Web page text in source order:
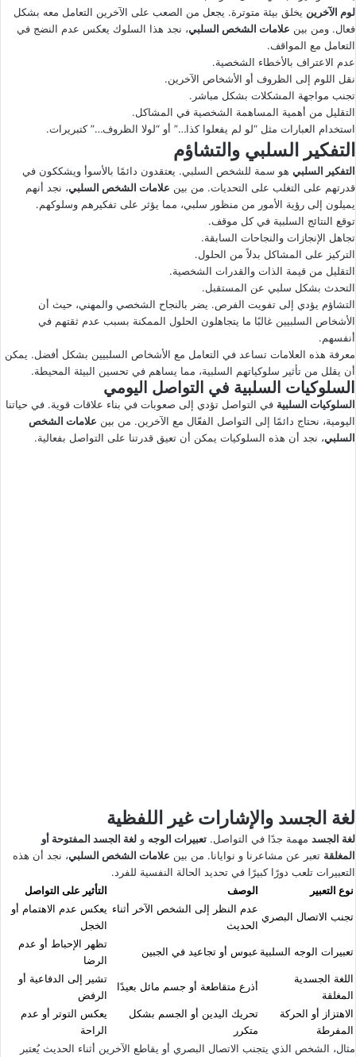
لوم الآخرين يخلق بيئة متوترة. يجعل من الصعب على الآخرين التعامل معه بشكل
فعال. ومن بين علامات الشخص السلبي، نجد هذا السلوك يعكس عدم النضج في
التعامل مع المواقف.
عدم الاعتراف بالأخطاء الشخصية.
نقل اللوم إلى الظروف أو الأشخاص الآخرين.
تجنب مواجهة المشكلات بشكل مباشر.
التقليل من أهمية المساهمة الشخصية في المشاكل.
استخدام العبارات مثل “لو لم يفعلوا كذا…” أو “لولا الظروف…” كتبريرات.
التفكير السلبي والتشاؤم
التفكير السلبي هو سمة للشخص السلبي. يعتقدون دائمًا بالأسوأ ويشككون في
قدرتهم على التغلب على التحديات. من بين علامات الشخص السلبي، نجد أنهم
يميلون إلى رؤية الأمور من منظور سلبي، مما يؤثر على تفكيرهم وسلوكهم.
توقع النتائج السلبية في كل موقف.
تجاهل الإنجازات والنجاحات السابقة.
التركيز على المشاكل بدلاً من الحلول.
التقليل من قيمة الذات والقدرات الشخصية.
التحدث بشكل سلبي عن المستقبل.
التشاؤم يؤدي إلى تفويت الفرص. يضر بالنجاح الشخصي والمهني، حيث أن
الأشخاص السلبيين غالبًا ما يتجاهلون الحلول الممكنة بسبب عدم ثقتهم في
أنفسهم.
معرفة هذه العلامات تساعد في التعامل مع الأشخاص السلبيين بشكل أفضل. يمكن
أن يقلل من تأثير سلوكياتهم السلبية، مما يساهم في تحسين البيئة المحيطة.
السلوكيات السلبية في التواصل اليومي
السلوكيات السلبية في التواصل تؤدي إلى صعوبات في بناء علاقات قوية. في حياتنا
اليومية، نحتاج دائمًا إلى التواصل الفعّال مع الآخرين. من بين علامات الشخص
السلبي، نجد أن هذه السلوكيات يمكن أن تعيق قدرتنا على التواصل بفعالية.
لغة الجسد والإشارات غير اللفظية
لغة الجسد مهمة جدًا في التواصل. تعبيرات الوجه و لغة الجسد المفتوحة أو
المغلقة تعبر عن مشاعرنا و نوايانا. من بين علامات الشخص السلبي، نجد أن هذه
التعبيرات تلعب دورًا كبيرًا في تحديد الحالة النفسية للفرد.
نوع التعبير
الوصف التأثير على التواصل
تجنب الاتصال البصري
عدم النظر إلى الشخص الآخر أثناء
الحديث
يعكس عدم الاهتمام أو
الخجل
تعبيرات الوجه السلبية عبوس أو تجاعيد في الجبين
تظهر الإحباط أو عدم
الرضا
اللغة الجسدية
المغلقة
أذرع متقاطعة أو جسم مائل بعيدًا
تشير إلى الدفاعية أو
الرفض
الاهتزاز أو الحركة
المفرطة
تحريك اليدين أو الجسم بشكل
متكرر
يعكس التوتر أو عدم
الراحة
مثال، الشخص الذي يتجنب الاتصال البصري أو يقاطع الآخرين أثناء الحديث يُعتبر